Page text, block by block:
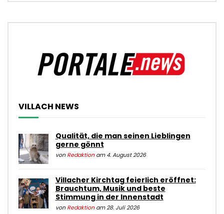
VILLACH NEWS
Qualität, die man seinen Lieblingen
gerne gönnt
von Redaktionam 4. August 2026
Villacher Kirchtag feierlich eröffnet:
Brauchtum, Musik und beste
Stimmung in der Innenstadt
von Redaktionam 28. Juli 2026